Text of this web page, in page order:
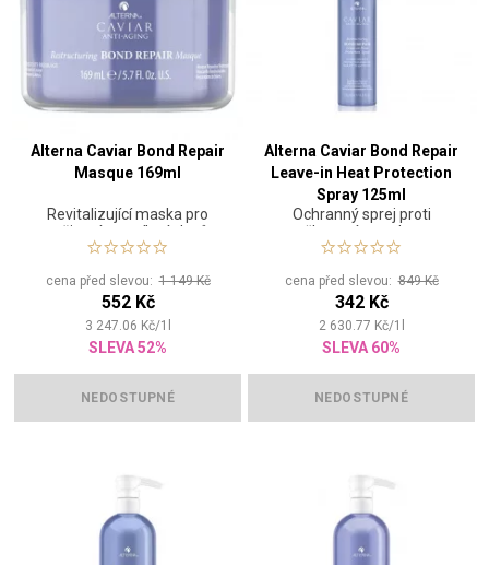
Alterna Caviar Bond Repair
Masque 169ml
Revitalizující maska pro
vyživení a posílení vlasů
cena před slevou:1 149 Kč
552 Kč
3 247.06 Kč/1
SLEVA 52%
NEDOSTUPNÉ
Alterna Caviar Bond Repair
Leave-in Heat Protection
Spray 125ml
Ochranný sprej proti
poškozením teplem a
stylingem
cena před slevou:849 Kč
342 Kč
2 630.77 Kč/1
SLEVA 60%
NEDOSTUPNÉ